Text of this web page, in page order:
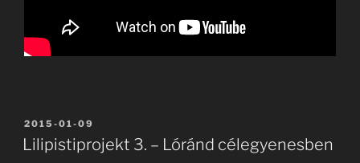
BEKÜLDVE:
2015-01-09
Lilipistiprojekt 3. – Lóránd célegyenesben